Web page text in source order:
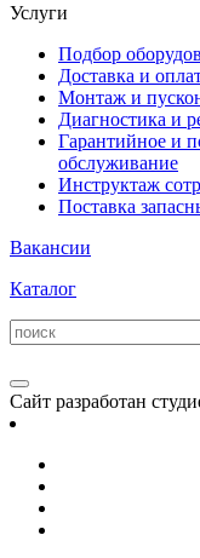
Услуги
Подбор
Доставка и
Монтаж и
Диагностика и
Гарантийное и
обслуживание
Инструктаж
Поставка
Вакансии
Каталог
Сайт разработан